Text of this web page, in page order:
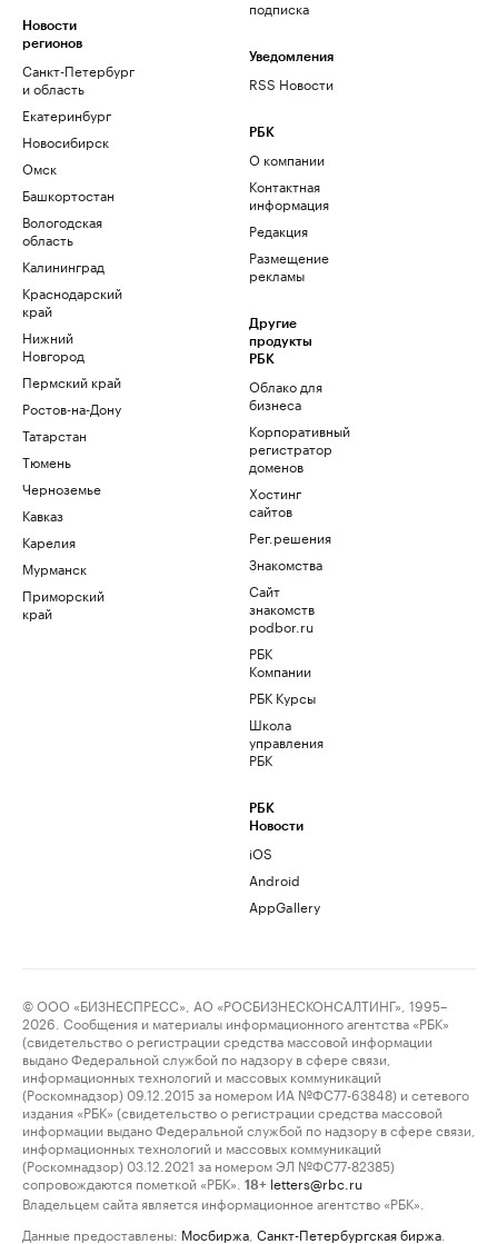
Новости
регионов
Санкт-Петербург
и область
Екатеринбург
Новосибирск
Омск
Башкортостан
Вологодская
область
Калининград
Краснодарский
край
Нижний
Новгород
Пермский край
Ростов-на-Дону
Татарстан
Тюмень
Черноземье
Кавказ
Карелия
Мурманск
Приморский
край
подписка
Уведомления
RSS Новости
РБК
О компании
Контактная
информация
Редакция
Размещение
рекламы
Другие
продукты
РБК
Облако для
бизнеса
Корпоративный
регистратор
доменов
Хостинг
сайтов
Рег.решения
Знакомства
Сайт
знакомств
podbor.ru
РБК
Компании
РБК Курсы
Школа
управления
РБК
РБК
Новости
iOS
Android
AppGallery
© ООО «БИЗНЕСПРЕСС», АО «РОСБИЗНЕСКОНСАЛТИНГ», 1995–
2026. Сообщения и материалы информационного агентства «РБК»
(свидетельство о регистрации средства массовой информации
выдано Федеральной службой по надзору в сфере связи,
информационных технологий и массовых коммуникаций
(Роскомнадзор) 09.12.2015 за номером ИА №ФС77-63848) и сетевого
издания «РБК» (свидетельство о регистрации средства массовой
информации выдано Федеральной службой по надзору в сфере связи,
информационных технологий и массовых коммуникаций
(Роскомнадзор) 03.12.2021 за номером ЭЛ №ФС77-82385)
сопровождаются пометкой «РБК».
18+ letters@rbc.ru
Владельцем сайта является информационное агентство «РБК».
Данные предоставлены: Мосбиржа Санкт-Петербургская биржа